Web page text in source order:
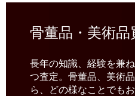
骨董品・美術品
長年の知識、経験を兼
つ査定。骨董品、美術
ら、どの様なことでも